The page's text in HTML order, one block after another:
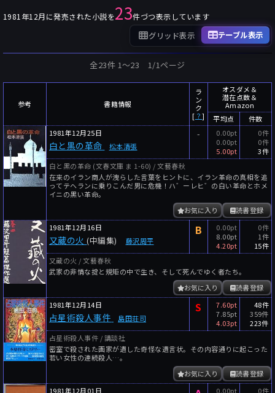
フォーマット
単行本
～
Pt
～
Pt
～
件
読者数
人
年代
年代と月の範囲
先月以降
年
月
～
絞り込みリセット
1981年12月に発売された小説を23件づつ表示しています
グリッド表示 テーブル表示
全23件 1〜23 1/1ページ
参考 書籍情報
ラ
ン
ク
[ ？]
オスダメ＆
潜在点数＆
Amazon
平均点
件数
1981年12月25日
白と黒の革命 松本清張
-
0.00pt
0.00pt
5.00pt
0件
0件
3件
白と黒の革命 (文春文庫 ま 1-60) / 文藝春秋
在来のイラン商人が洩らした言葉をヒントに、イラン革命の真相を追
ってテヘランに乗りこんだ男に危機！ハ゛ーレヒ゛の白い革命とホメ
イニの黒い革命。
読書登録
お気に入り
1981年12月16日
又蔵の火 (中編集) 藤沢周平
B
0.00pt
8.00pt
4.20pt
0件
1件
15件
又蔵の火 / 文藝春秋
武家の非情な掟と規矩の中で生き、そして死んでゆく者たち。
読書登録
お気に入り
1981年12月14日
占星術殺人事件 島田荘司
S
7.60pt
7.85pt
4.03pt
48件
359件
223件
占星術殺人事件 / 講談社
密室で殺された画家が遺した奇怪な遺言状。その内容通りに起こった
若い女性の連続殺人…。
読書登録
お気に入り
1981年12月01日
0.00pt
0件